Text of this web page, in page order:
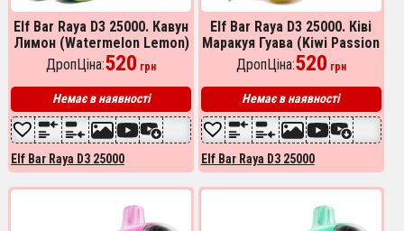
Elf Bar Raya D3 25000. Кавун
Лимон (Watermelon Lemon)
ДропЦіна:520 грн
Немає в наявності
Elf Bar Raya D3 25000
Elf Bar Raya D3 25000. Ківі
Маракуя Гуава (Kiwi Passion
Fruit Guava)
ДропЦіна:520 грн
Немає в наявності
Elf Bar Raya D3 25000